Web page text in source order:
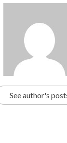
See author's